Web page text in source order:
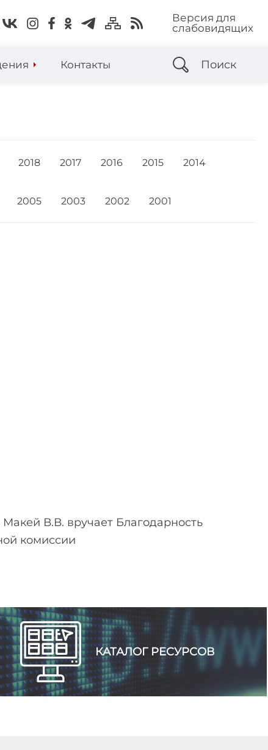
Версия для
слабовидящих
Контакты Поиск
2018 2017 2016 2015 2014
2005 2003 2002 2001
В.В. вручает Благодарность
комиссии
КАТАЛОГ РЕСУРСОВ